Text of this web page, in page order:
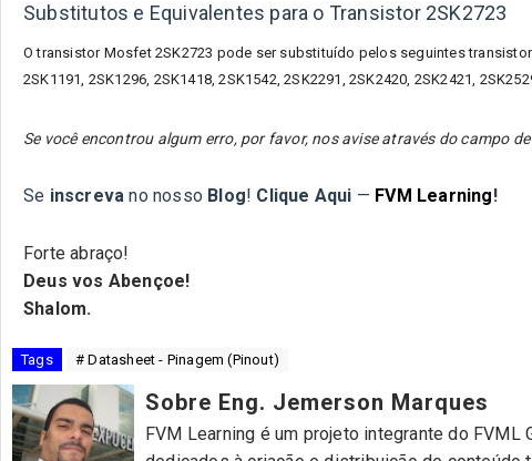
Substitutos e Equivalentes para o Transistor 2SK2723
O transistor Mosfet 2SK2723 pode ser substituído pelos seguintes
2SK1191, 2SK1296, 2SK1418, 2SK1542, 2SK2291, 2SK2420, 2SK2421,
Se você encontrou algum erro, por favor, nos avise através do campo
Se inscreva no nosso Blog! Clique Aqui — FVM Learning!
Forte abraço!
Deus vos Abençoe!
Shalom.
Tags # Datasheet - Pinagem (Pinout)
Sobre Eng. Jemerson Marques
FVM Learning é um projeto integrante do